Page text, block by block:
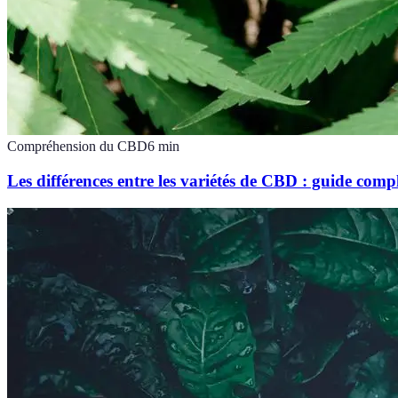
Compréhension du CBD6 min
Les différences entre les variétés de CBD : guide